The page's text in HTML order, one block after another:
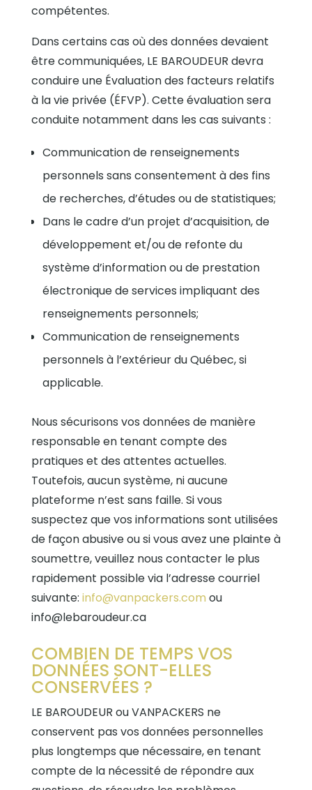
compétentes.
Dans certains cas où des données devaient
être communiquées, LE BAROUDEUR devra
conduire une Évaluation des facteurs relatifs
à la vie privée (ÉFVP). Cette évaluation sera
conduite notamment dans les cas suivants :
Communication de renseignements
personnels sans consentement à des fins
de recherches, d’études ou de statistiques;
Dans le cadre d’un projet d’acquisition, de
développement et/ou de refonte du
système d’information ou de prestation
électronique de services impliquant des
renseignements personnels;
Communication de renseignements
personnels à l’extérieur du Québec, si
applicable.
Nous sécurisons vos données de manière
responsable en tenant compte des
pratiques et des attentes actuelles.
Toutefois, aucun système, ni aucune
plateforme n’est sans faille. Si vous
suspectez que vos informations sont utilisées
de façon abusive ou si vous avez une plainte à
soumettre, veuillez nous contacter le plus
rapidement possible via l’adresse courriel
suivante: info@vanpackers.com ou
info@lebaroudeur.ca
COMBIEN DE TEMPS VOS
DONNÉES SONT-ELLES
CONSERVÉES ?
LE BAROUDEUR ou VANPACKERS ne
conservent pas vos données personnelles
plus longtemps que nécessaire, en tenant
compte de la nécessité de répondre aux